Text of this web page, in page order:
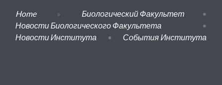
Home » Биологический Факультет
•
Новости Биологического Факультета
•
Новости Института
• События Института